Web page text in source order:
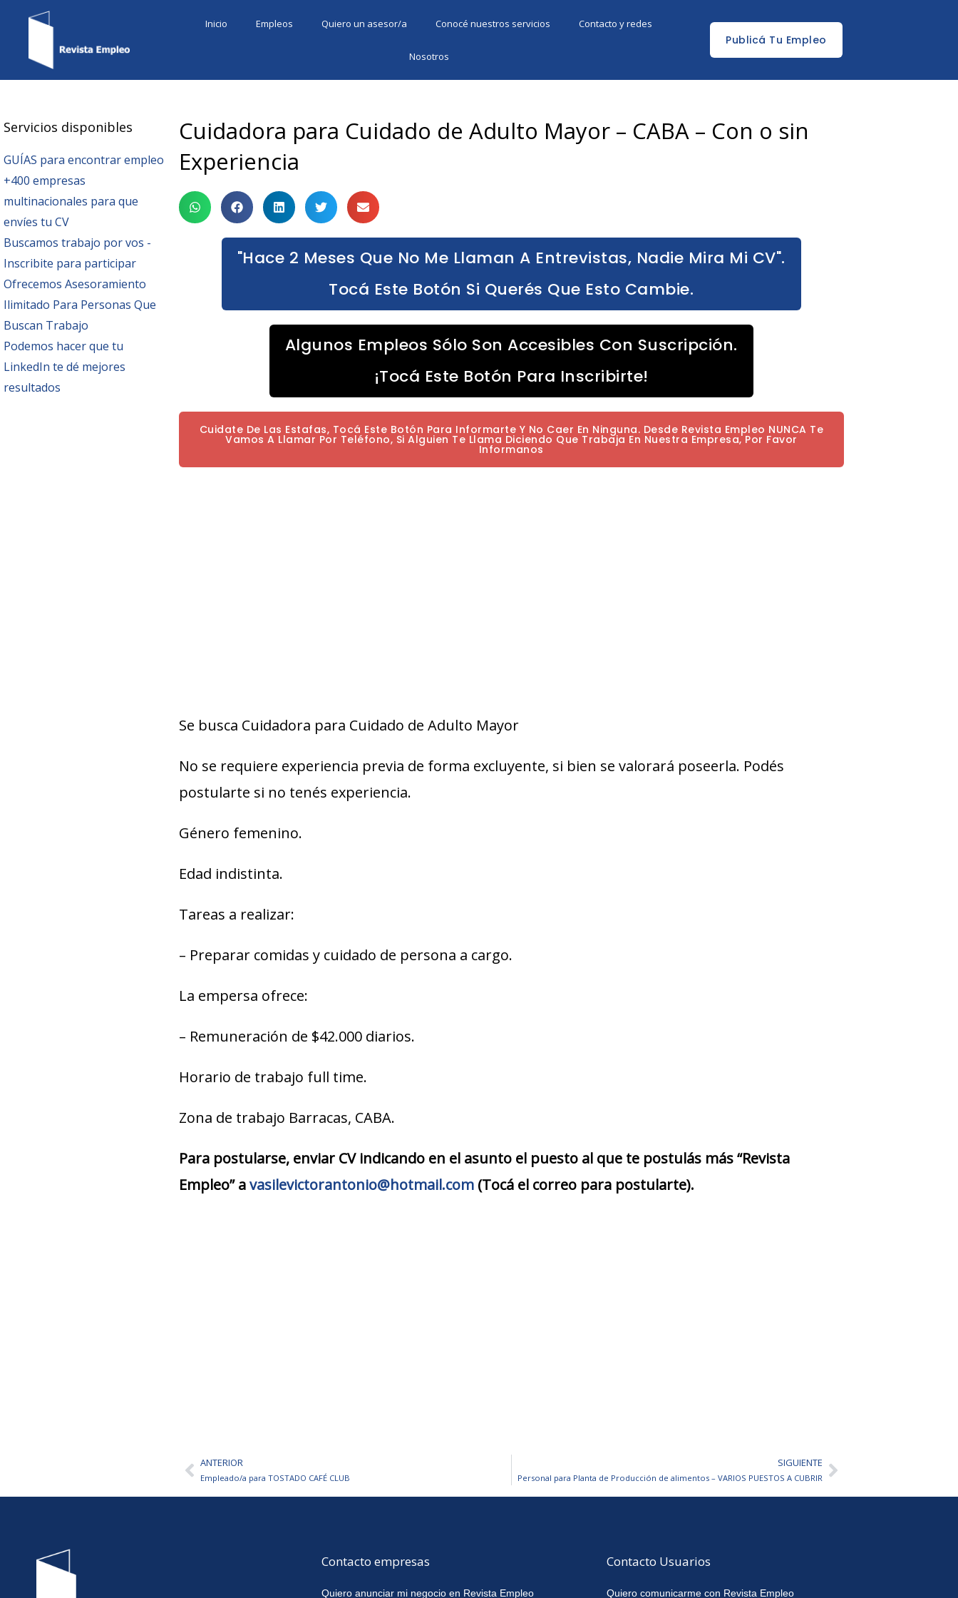
Inicio Empleos Quiero un asesor/a Conocé nuestros servicios Contacto y redes
Nosotros
Publicá Tu Empleo
Servicios disponibles
GUÍAS para encontrar empleo
+400 empresas
multinacionales para que
envíes tu CV
Buscamos trabajo por vos -
Inscribite para participar
Ofrecemos Asesoramiento
Ilimitado Para Personas Que
Buscan Trabajo
Podemos hacer que tu
LinkedIn te dé mejores
resultados
Cuidadora para Cuidado de Adulto Mayor – CABA – Con o sin
Experiencia
"Hace 2 Meses Que No Me Llaman A Entrevistas, Nadie Mira Mi CV".
Tocá Este Botón Si Querés Que Esto Cambie.
Algunos Empleos Sólo Son Accesibles Con Suscripción.
¡Tocá Este Botón Para Inscribirte!
Cuidate De Las Estafas, Tocá Este Botón Para Informarte Y No Caer En Ninguna. Desde Revista Empleo NUNCA Te
Vamos A Llamar Por Teléfono, Si Alguien Te Llama Diciendo Que Trabaja En Nuestra Empresa, Por Favor
Informanos
Se busca Cuidadora para Cuidado de Adulto Mayor
No se requiere experiencia previa de forma excluyente, si bien se valorará poseerla. Podés
postularte si no tenés experiencia.
Género femenino.
Edad indistinta.
Tareas a realizar:
– Preparar comidas y cuidado de persona a cargo.
La empersa ofrece:
– Remuneración de $42.000 diarios.
Horario de trabajo full time.
Zona de trabajo Barracas, CABA.
Para postularse, enviar CV indicando en el asunto el puesto al que te postulás más “Revista
Empleo” avasilevictorantonio@hotmail.com(Tocá el correo para postularte).
AntANTERIOR
Empleado/a para TOSTADO CAFÉ CLUB
SIGUIENTE
Personal para Planta de Producción de alimentos – VARIOS PUESTOS A CUBRIRSiguiente
Contacto empresas
Quiero anunciar mi negocio en Revista Empleo
Contacto Usuarios
Quiero comunicarme con Revista Empleo